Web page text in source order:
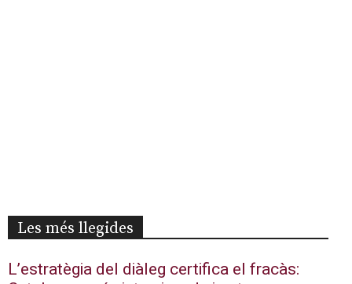
Les més llegides
L’estratègia del diàleg certifica el fracàs: